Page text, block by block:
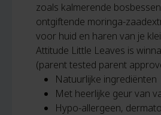
zoals kalmerende
ontgiftende moringa-
voor huid en haren van je
Attitude Little Leaves is
(parent tested parent
Natuurlijke ingrediënten
Met heerlijke geur van
Hypo-allergeen,